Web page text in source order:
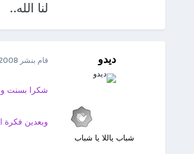
لنا الله..
ديدو
شباب ياللا يا شباب
قام بنشر
شكرا بسنت
وبعدين فكرة